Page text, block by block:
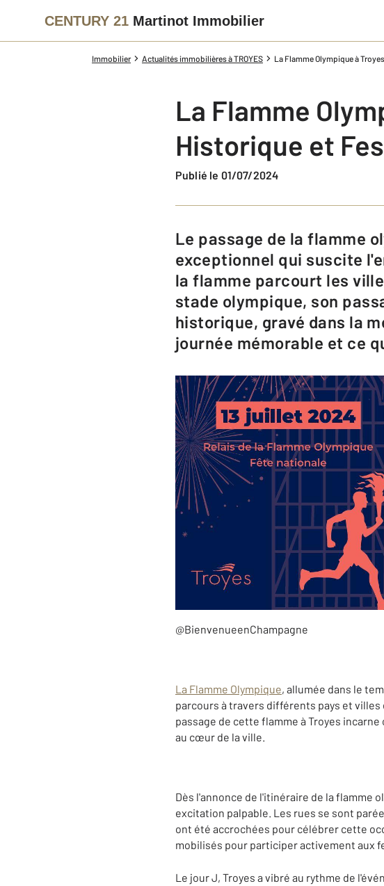
CENTURY 21 Martinot Immobilier
Immobilier Actualités immobilières à TROYES La Flamme Olympique à
La Flamme
Historique et
Publié le 01/07/2024
Le passage de la flamme olympique à Troyes est un événement
exceptionnel qui suscite
la flamme parcourt les
stade olympique, son
historique, gravé dans la
journée mémorable et ce
@BienvenueenChampagne
La Flamme Olympique, allumée dans le
parcours à travers différents pays et villes
passage de cette flamme à Troyes
au cœur de la ville.
Dès l'annonce de l'itinéraire de la flamme
excitation palpable. Les rues se sont
ont été accrochées pour célébrer cette
mobilisés pour participer activement aux
Le jour J, Troyes a vibré au rythme de